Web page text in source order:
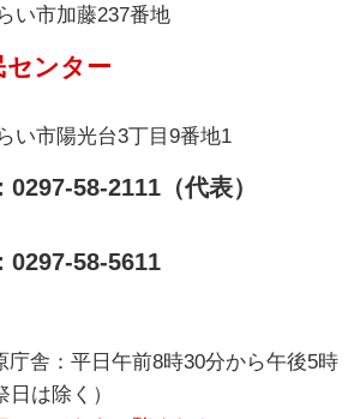
い市加藤237番地
センター
い市陽光台3丁目9番地1
0297-58-2111（代表）
：0297-58-5611
庁舎：平日午前8時30分から午後5時
は除く）